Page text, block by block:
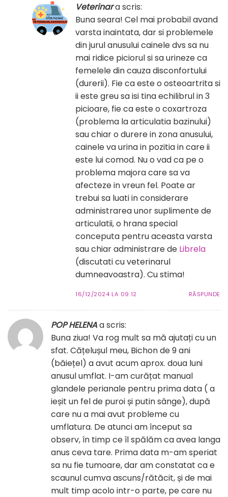
Veterinara scris:
Buna seara! Cel mai probabil avand
varsta inaintata, dar si problemele
din jurul anusului cainele dvs sa nu
mai ridice piciorul si sa urineze ca
femelele din cauza disconfortului
(durerii). Fie ca este o osteoartrita si
ii este greu sa isi tina echilibrul in 3
picioare, fie ca este o coxartroza
(problema la articulatia bazinului)
sau chiar o durere in zona anusului,
cainele va urina in pozitia in care ii
este lui comod. Nu o vad ca pe o
problema majora care sa va
afecteze in vreun fel. Poate ar
trebui sa luati in considerare
administrarea unor suplimente de
articulatii, o hrana special
conceputa pentru aceasta varsta
sau chiar administrare de Librela
(discutati cu veterinarul
dumneavoastra). Cu stima!
16/12/2024 LA 09:12 RĂSPUNDE
POP HELENAa scris:
Buna ziua! Va rog mult sa mă ajutați cu un
sfat. Cățelușul meu, Bichon de 9 ani
(băiețel) a avut acum aprox. doua luni
anusul umflat. I-am curățat manual
glandele perianale pentru prima data ( a
ieșit un fel de puroi și putin sânge), după
care nu a mai avut probleme cu
umflatura. De atunci am început sa
observ, în timp ce îl spălăm ca avea langa
anus ceva tare. Prima data m-am speriat
sa nu fie tumoare, dar am constatat ca e
scaunul cumva ascuns/rătăcit, și de mai
mult timp acolo intr-o parte, pe care nu